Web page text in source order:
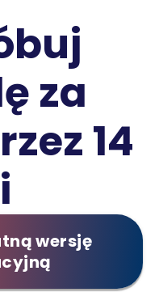
skorzystać z planu
za
14
wersję